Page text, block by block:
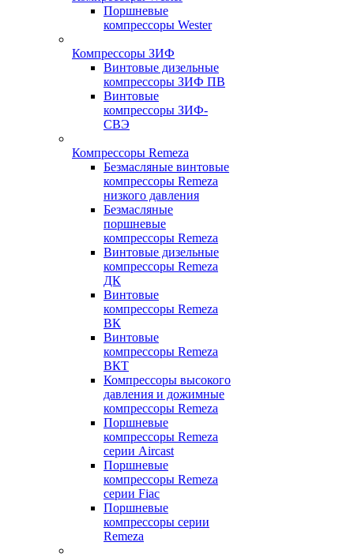
Поршневые
компрессоры Wester
Компрессоры ЗИФ
Винтовые дизельные
компрессоры ЗИФ ПВ
Винтовые
компрессоры ЗИФ-
СВЭ
Компрессоры Remeza
Безмасляные винтовые
компрессоры Remeza
низкого давления
Безмасляные
поршневые
компрессоры Remeza
Винтовые дизельные
компрессоры Remeza
ДК
Винтовые
компрессоры Remeza
ВК
Винтовые
компрессоры Remeza
ВКТ
Компрессоры высокого
давления и дожимные
компрессоры Remeza
Поршневые
компрессоры Remeza
серии Aircast
Поршневые
компрессоры Remeza
серии Fiac
Поршневые
компрессоры серии
Remeza